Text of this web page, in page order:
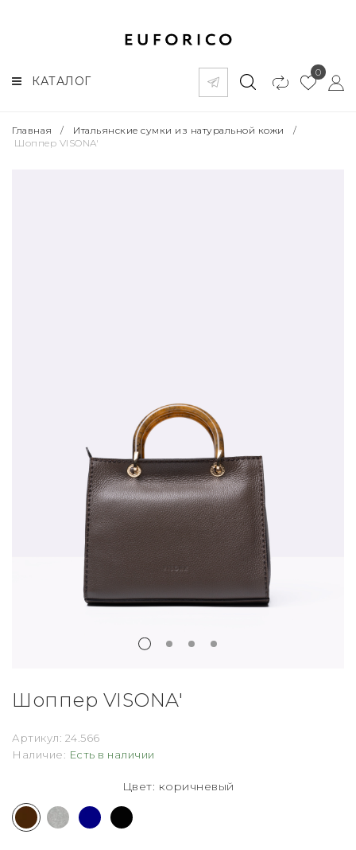
КАТАЛОГ
0
Главная / Итальянские сумки из натуральной кожи
/
Шоппер VISONA'
Шоппер VISONA'
Артикул: 24.566
Наличие: Есть в наличии
Цвет: коричневый